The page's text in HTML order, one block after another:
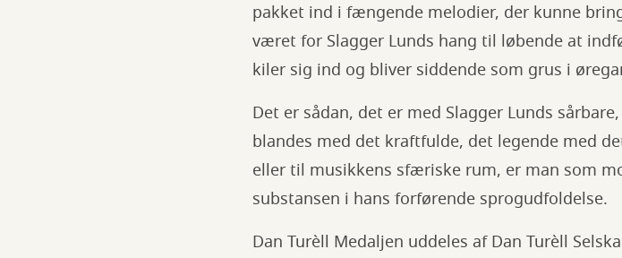
pakket ind i fængende melodier, der kunne
været for Slagger Lunds hang til løbende at
kiler sig ind og bliver siddende som grus i
Det er sådan, det er med Slagger Lunds
blandes med det kraftfulde, det legende med
eller til musikkens sfæriske rum, er man som
substansen i hans forførende sprogudfoldelse.
Dan Turèll Medaljen uddeles af Dan Turèll